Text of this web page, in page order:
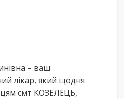
– ваш
лікар, який щодня
смт КОЗЕЛЕЦЬ,